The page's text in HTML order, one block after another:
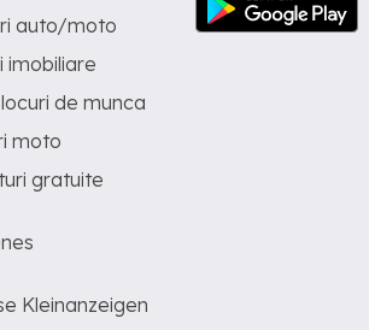
auto/moto
imobiliare
de munca
moto
gratuite
Kleinanzeigen